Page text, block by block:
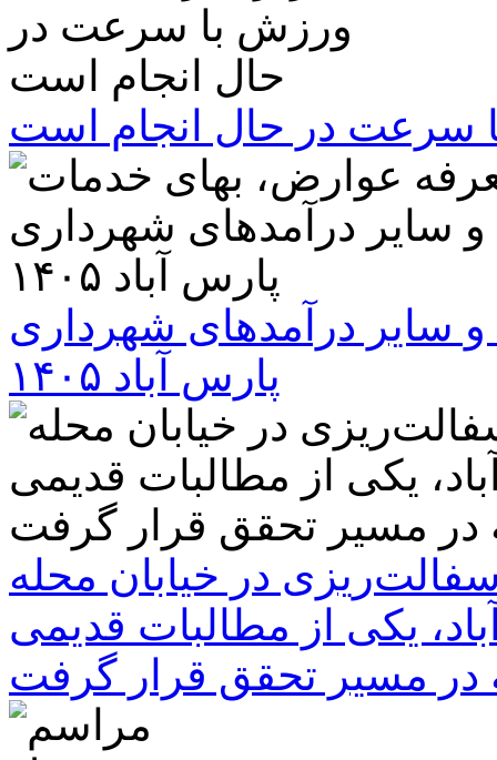
سرعت در حال انجام است
سایر درآمدهای شهرداری
پارس آباد ۱۴۰۵
در خیابان محله
یکی از مطالبات قدیمی
در مسیر تحقق قرار گرفت